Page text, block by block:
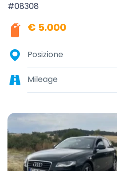
#08308
€ 5.000
Posizione
Mileage